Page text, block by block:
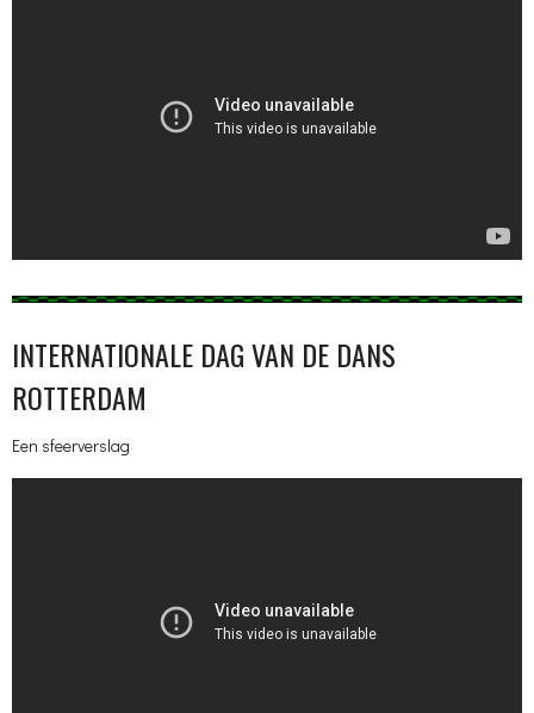
INTERNATIONALE DAG VAN DE DANS
ROTTERDAM
Een sfeerverslag